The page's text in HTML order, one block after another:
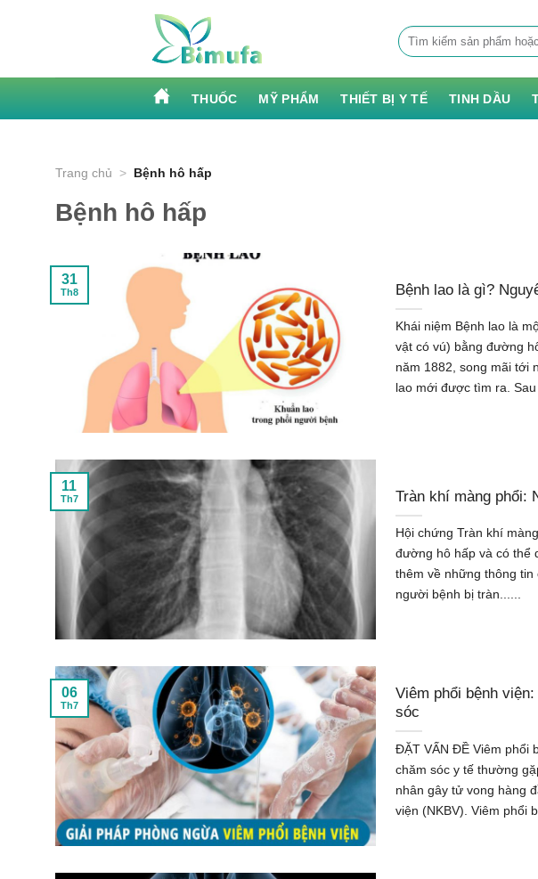
Tìm
kiếm:
THUỐC MỸ PHẨM THIẾT BỊ Y TẾ TINH DẦU
Trang chủ > Bệnh hô hấp
Bệnh hô hấp
Bệnh lao là gì?
Khái niệm Bệnh lao là
vật có vú) bằng đường
năm 1882, song mãi tới
lao mới được tìm ra. Sau
31
Th8
Tràn khí màng phổi:
Hội chứng Tràn khí
đường hô hấp và có thể
thêm về những thông
người bệnh bị tràn......
11
Th7
Viêm phổi bệnh
sóc
ĐẶT VẤN ĐỀ Viêm phổi
chăm sóc y tế thường
nhân gây tử vong hàng
viện (NKBV). Viêm phổi
06
Th7